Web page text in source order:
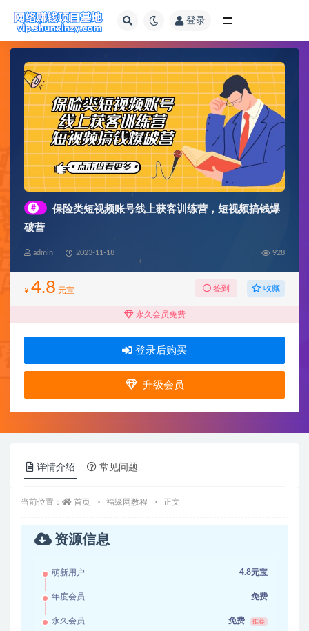
登录
#
保险类短视频账号线上获客训练营，短视频搞钱爆
破营
admin 2023-11-18 928
¥ 4.8 元宝 签到 收藏
永久会员免费
登录后购买
升级会员
详情介绍 常见问题
当前位置： 首页 福缘网教程 正文
资源信息
萌新用户 4.8元宝
年度会员 免费
永久会员 免费 推荐